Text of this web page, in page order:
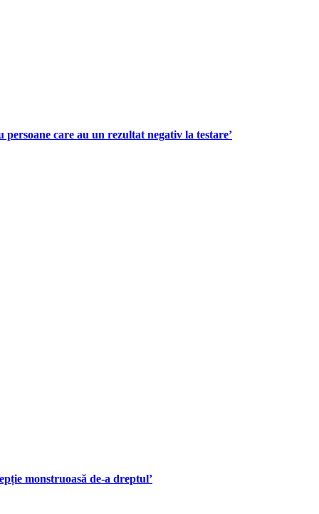
care au un rezultat negativ la testare’
monstruoasă de-a dreptul’